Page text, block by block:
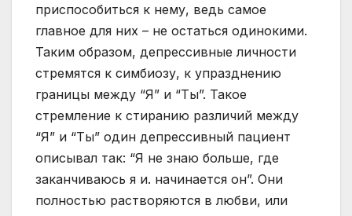
приспособиться к нему, ведь самое
главное для них – не остаться одинокими.
Таким образом, депрессивные личности
стремятся к симбиозу, к упразднению
границы между “Я” и “Ты”. Такое
стремление к стиранию различий между
“Я” и “Ты” один депрессивный пациент
описывал так: “Я не знаю больше, где
заканчиваюсь я и. начинается он”. Они
полностью растворяются в любви, или